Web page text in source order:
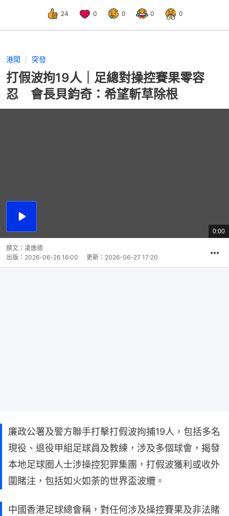
24 0 0 0 0
港聞 突發
打假波拘19人｜足總對操控賽果零容
忍 會長貝鈞奇：希望斬草除根
播
總
共
2:57
撰文： 凌逸德
出版： 2026-06-26 16:00 更新： 2026-06-27 17:20
廉政公署及警方聯手打擊打假波拘捕19人，包括多名
現役、退役甲組足球員及教練，涉及多個球會，揭發
本地足球圈人士涉操控犯罪集團，打假波獲利或收外
圍賭注，包括如火如荼的世界盃波纜。
中國香港足球總會稱，對任何涉及操控賽果及非法賭